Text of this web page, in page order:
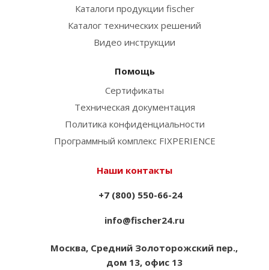
Каталоги продукции fischer
Каталог технических решений
Видео инструкции
Помощь
Сертификаты
Техническая документация
Политика конфиденциальности
Программный комплекс FIXPERIENCE
Наши контакты
+7 (800) 550-66-24
info@fischer24.ru
Москва, Средний Золоторожский пер.,
дом 13, офис 13